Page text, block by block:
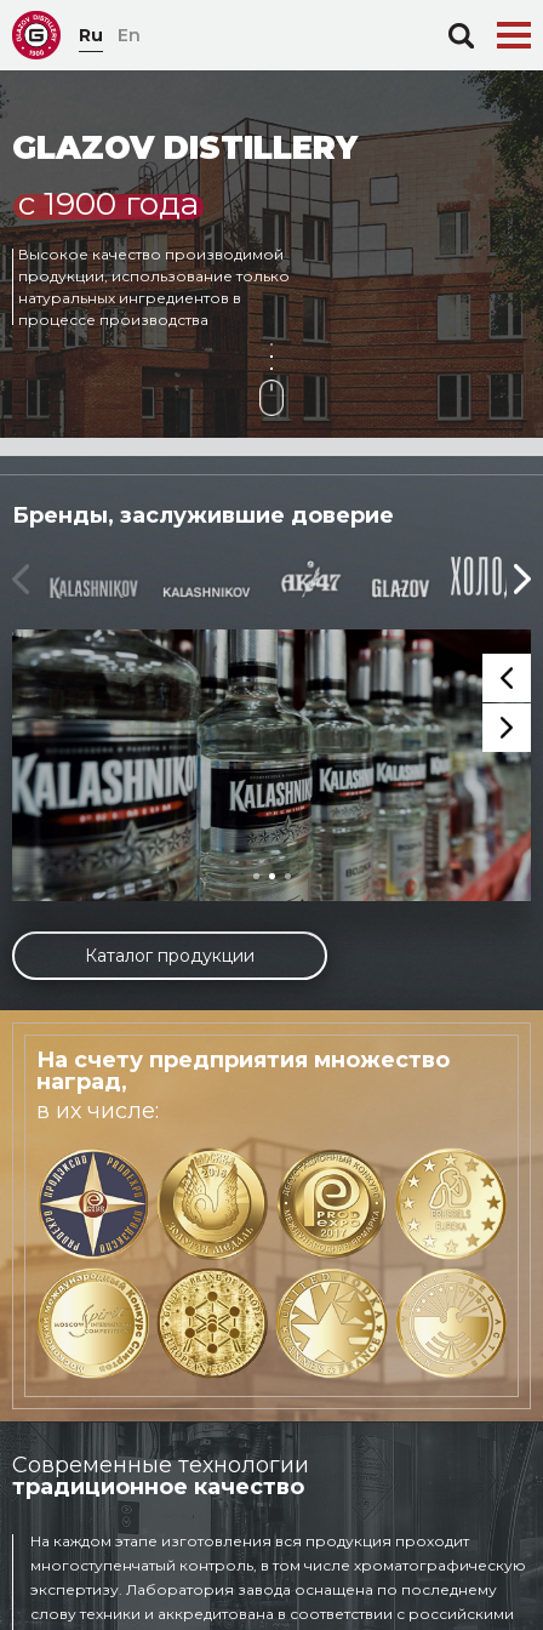
Ru En
Производство
Фирменная сеть магазинов
Новости
Контакты
Документы
GLAZOV DISTILLERY
с 1900 года
Высокое качество производимой
продукции, использование только
натуральных ингредиентов в
процессе производства
Бренды, заслужившие доверие
Каталог продукции
На счету предприятия множество
наград,
в их числе:
Современные технологии
традиционное качество
На каждом этапе изготовления вся продукция проходит
многоступенчатый контроль, в том числе хроматографическую
экспертизу. Лаборатория завода оснащена по последнему
слову техники и аккредитована в соответствии с российскими